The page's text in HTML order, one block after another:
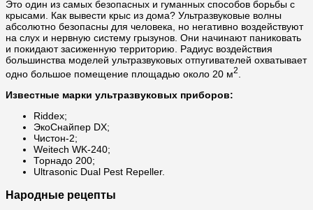
Это один из самых безопасных и гуманных способов борьбы с
крысами. Как вывести крыс из дома? Ультразвуковые волны
абсолютно безопасны для человека, но негативно воздействуют
на слух и нервную систему грызунов. Они начинают паниковать
и покидают засиженную территорию. Радиус воздействия
большинства моделей ультразвуковых отпугивателей охватывает
одно большое помещение площадью около 20 м2
Известные марки ультразвуковых приборов:
Riddex;
ЭкоСнайпер DX;
Чистон-2;
Weitech WK-240;
Торнадо 200;
Ultrasonic Dual Pest Repeller.
Народные рецепты